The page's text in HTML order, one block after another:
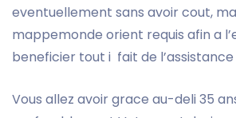
eventuellement sans avoir cout,
mappemonde orient requis afin a
beneficier tout i fait de
Vous allez avoir grace au-deli 35